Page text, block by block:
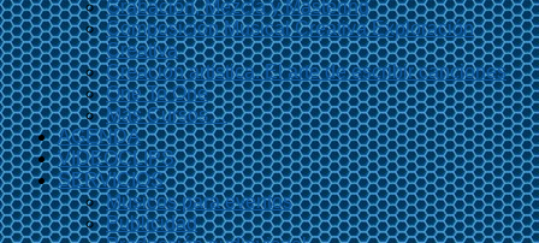
Grabación, Mezcla y Mastering
Composición Musical Creativa Exploración
Creativa
Creación artística. El arte de escribir canciones
One To One
Más Cursos…
AGENDA
VIDEOCLIPS
SERVICIOS
Músicos para eventos
Publicidad